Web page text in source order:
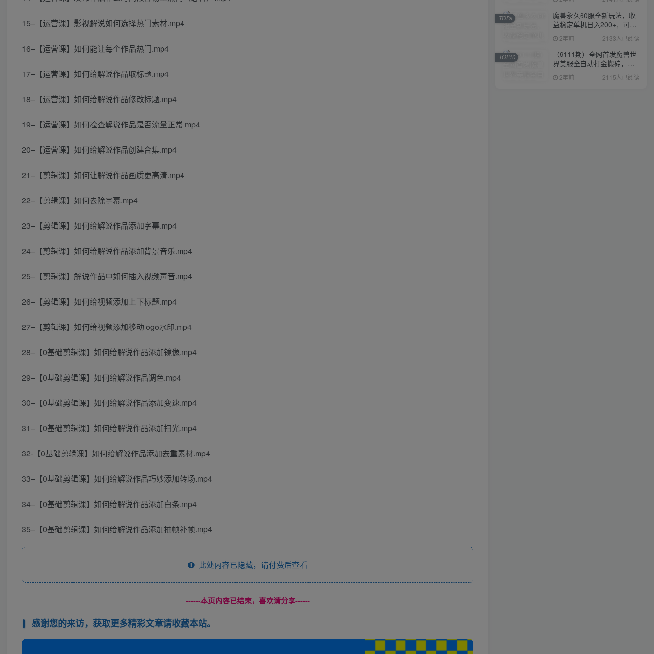
15–【运营课】影视解说如何选择热门素材.mp4
16–【运营课】如何能让每个作品热门.mp4
17–【运营课】如何给解说作品取标题.mp4
18–【运营课】如何给解说作品修改标题.mp4
19–【运营课】如何检查解说作品是否流量正常.mp4
20–【运营课】如何给解说作品创建合集.mp4
21–【剪辑课】如何让解说作品画质更高清.mp4
22–【剪辑课】如何去除字幕.mp4
23–【剪辑课】如何给解说作品添加字幕.mp4
24–【剪辑课】如何给解说作品添加背景音乐.mp4
25–【剪辑课】解说作品中如何插入视频声音.mp4
26–【剪辑课】如何给视频添加上下标题.mp4
27–【剪辑课】如何给视频添加移动logo水印.mp4
28–【0基础剪辑课】如何给解说作品添加镜像.mp4
29–【0基础剪辑课】如何给解说作品调色.mp4
30–【0基础剪辑课】如何给解说作品添加变速.mp4
31–【0基础剪辑课】如何给解说作品添加扫光.mp4
32-【0基础剪辑课】如何给解说作品添加去重素材.mp4
33–【0基础剪辑课】如何给解说作品巧妙添加转场.mp4
34–【0基础剪辑课】如何给解说作品添加白条.mp4
35–【0基础剪辑课】如何给解说作品添加抽帧补帧.mp4
此处内容已隐藏，请付费后查看
------本页内容已结束，喜欢请分享------
感谢您的来访，获取更多精彩文章请收藏本站。
魔兽永久60服全新玩法，收
益稳定单机日入200+，可以
多开矩阵操作。
2年前 2133人已阅读
TOP9
（9111期）全网首发魔兽世
界美服全自动打金搬砖，日
入1000+，简单好操作，保
姆级教学
2年前 2115人已阅读
TOP10